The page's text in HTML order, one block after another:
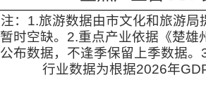
注： 1.旅游数据由市文化和旅游局
暂时空缺。 2.重点产业依据《楚雄
公布数据，不逢季保留上季数据。
行业数据为根据2026年